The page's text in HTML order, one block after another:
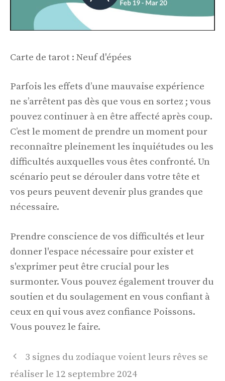
Carte de tarot : Neuf d'épées
Parfois les effets d’une mauvaise expérience
ne s’arrêtent pas dès que vous en sortez ; vous
pouvez continuer à en être affecté après coup.
C’est le moment de prendre un moment pour
reconnaître pleinement les inquiétudes ou les
difficultés auxquelles vous êtes confronté. Un
scénario peut se dérouler dans votre tête et
vos peurs peuvent devenir plus grandes que
nécessaire.
Prendre conscience de vos difficultés et leur
donner l'espace nécessaire pour exister et
s'exprimer peut être crucial pour les
surmonter. Vous pouvez également trouver du
soutien et du soulagement en vous confiant à
ceux en qui vous avez confiance Poissons.
Vous pouvez le faire.
Navigation
des
3 signes du zodiaque voient leurs rêves se
réaliser le 12 septembre 2024